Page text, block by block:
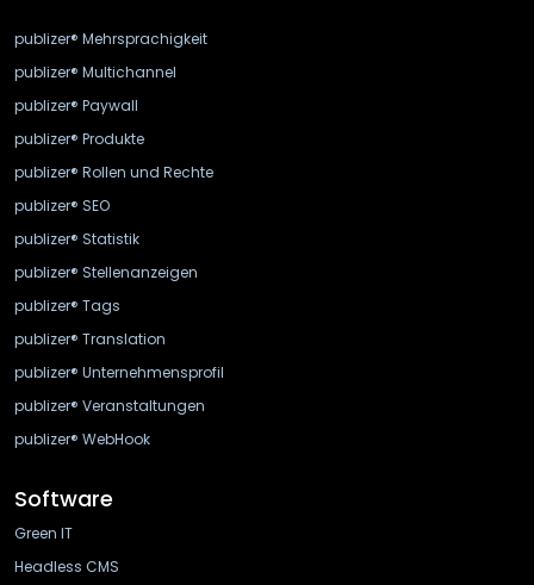
publizer® Mehrsprachigkeit
publizer® Multichannel
publizer® Paywall
publizer® Produkte
publizer® Rollen und Rechte
publizer® SEO
publizer® Statistik
publizer® Stellenanzeigen
publizer® Tags
publizer® Translation
publizer® Unternehmensprofil
publizer® Veranstaltungen
publizer® WebHook
Software
Green IT
Headless CMS